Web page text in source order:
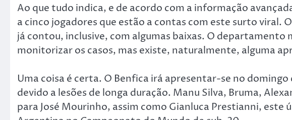
Ao que tudo indica, e de acordo com a informação
a cinco jogadores que estão a contas com este surto viral.
já contou, inclusive, com algumas baixas. O departamento
monitorizar os casos, mas existe, naturalmente, alguma
Uma coisa é certa. O Benfica irá apresentar-se no
devido a lesões de longa duração. Manu Silva, Bruma,
para José Mourinho, assim como Gianluca Prestianni, este